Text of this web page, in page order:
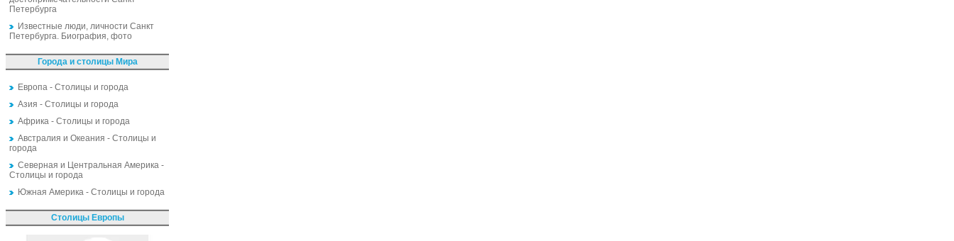
Петербурга
Известные люди, личности Санкт
Петербурга. Биография, фото
Города и столицы Мира
Европа - Столицы и города
Азия - Столицы и города
Африка - Столицы и города
Австралия и Океания - Столицы и
города
Северная и Центральная Америка -
Столицы и города
Южная Америка - Столицы и города
Столицы Европы